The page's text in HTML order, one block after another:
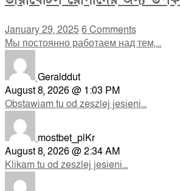
January 29, 20256 Comments
Мы постоянно работаем над тем,...
Geralddut
August 8, 2026 @ 1:03 PM
Obstawiam tu od zeszlej jesieni...
mostbet_plKr
August 8, 2026 @ 2:34 AM
Klikam tu od zeszlej jesieni...